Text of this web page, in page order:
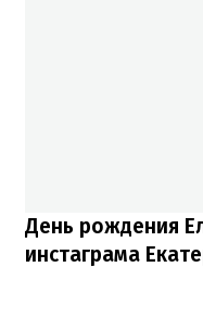
День рождения
инстаграма